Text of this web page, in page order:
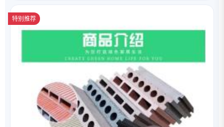
特别推荐